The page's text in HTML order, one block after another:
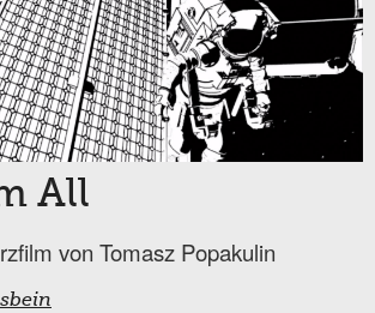
All
von Tomasz Popakulin